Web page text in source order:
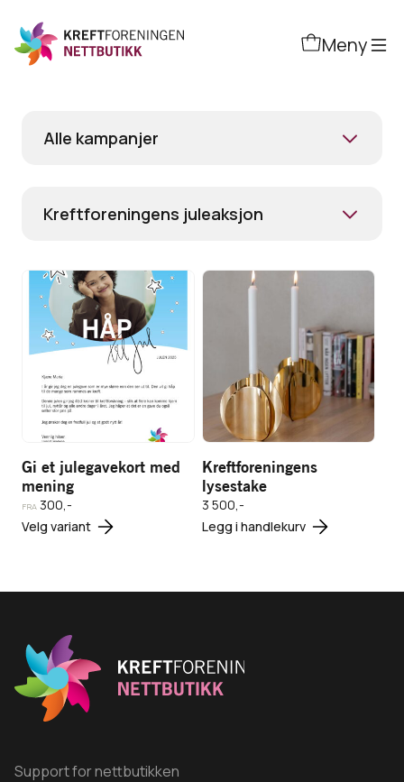
til
hovedinnhold
Meny
Alle kampanjer
Kreftforeningens juleaksjon
Gi et julegavekort med
mening
FRA 300,-
Velg variant
flere
kan
velges
Gi et
julegavekort
med
Vis produkt
Vis
Kreftforeningens
lysestake
3 500,-
Legg i handlekurv
Kreftforeningens
3 500,-
Legg i
handlekurv
Support for nettbutikken